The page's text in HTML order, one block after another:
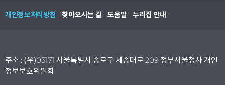
개인정보처리방침 찾아오시는 길 도움말 누리집 안내
주소 : (우)03171 서울특별시 종로구 세종대로 209 정부서울청사 개인
정보보호위원회